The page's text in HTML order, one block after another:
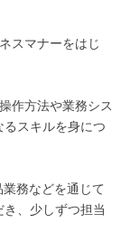
スマナーをはじ
作方法や業務シス
スキルを身につ
務などを通じて
、少しずつ担当